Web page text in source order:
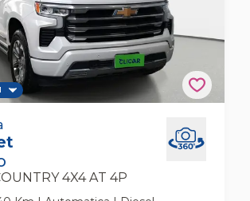
3.0 High Country 4x4 At
4X4 AT 4P